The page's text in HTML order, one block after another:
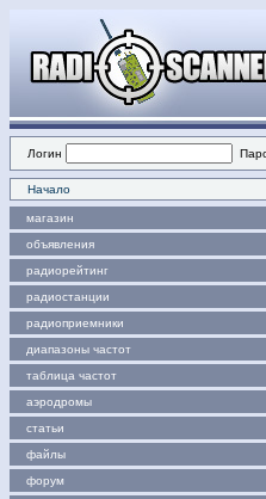
Логин
Начало
магазин
объявления
радиорейтинг
радиостанции
радиоприемники
диапазоны частот
таблица частот
аэродромы
статьи
файлы
форум